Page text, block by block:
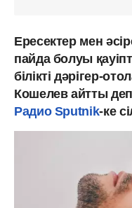
Ересектер мен
пайда болуы
білікті дәрігер-
Кошелев айтты
Радио Sputnik-ке